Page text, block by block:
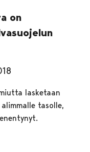
on
lasketaan
tasolle,